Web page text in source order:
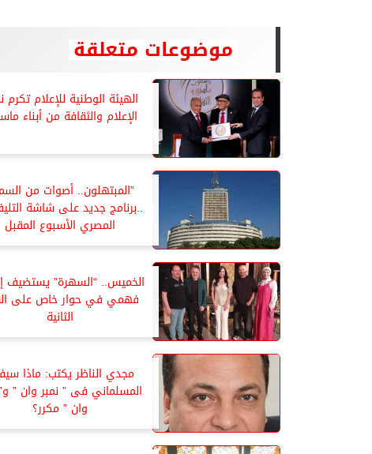
موضوعات متعلقة
الهيئة الوطنية للإعلام تكرم
الإعلام والثقافة من أبناء
”المبتهلون.. أصوات من
..برنامج جديد على شاشة
المصري الأسبوع المقبل
الخميس.. “السهرة” يستضيف
فهمي في حوار خاص على
الثانية
مجدي الناظر يكتب: ماذا
المسلماني فى ” نمبر وان ”
وان ” مكرر؟